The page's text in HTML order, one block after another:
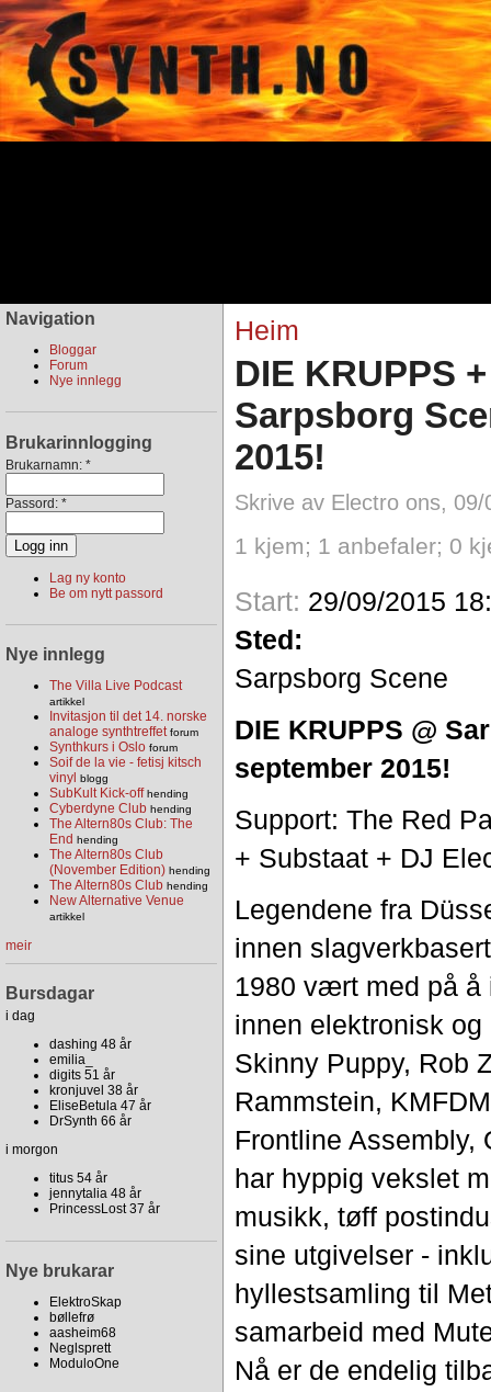
Navigation
Bloggar
Forum
Nye innlegg
Brukarinnlogging
Brukarnamn: *
Passord: *
Lag ny konto
Be om nytt passord
Nye innlegg
The Villa Live Podcast
artikkel
Invitasjon til det 14. norske
analoge synthtreffet forum
Synthkurs i Oslo forum
Soif de la vie - fetisj kitsch
vinyl
blogg
SubKult Kick-off hending
Cyberdyne Club hending
The Altern80s Club: The
End hending
The Altern80s Club
(November Edition) hending
The Altern80s Club hending
New Alternative Venue
artikkel
meir
Bursdagar
i dag
dashing 48 år
emilia_
digits 51 år
kronjuvel 38 år
EliseBetula 47 år
DrSynth 66 år
i morgon
titus 54 år
jennytalia 48 år
PrincessLost 37 år
Nye brukarar
ElektroSkap
bøllefrø
aasheim68
Neglsprett
ModuloOne
Heim
DIE KRUPPS
Sarpsborg
2015!
Skrive av Electro ons,
1 kjem; 1 anbefaler; 0
Start: 29/09/2015
Sted:
Sarpsborg Scene
DIE KRUPPS @
september 2015!
Support: The Red
+ Substaat + DJ
Legendene fra
innen
1980 vært med på å
innen elektronisk
Skinny Puppy, Rob
Rammstein,
Frontline Assembly,
har hyppig vekslet
musikk, tøff
sine utgivelser -
hyllestsamling til
samarbeid med
Nå er de endelig